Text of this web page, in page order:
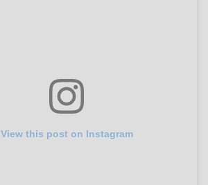
View this post on Instagram